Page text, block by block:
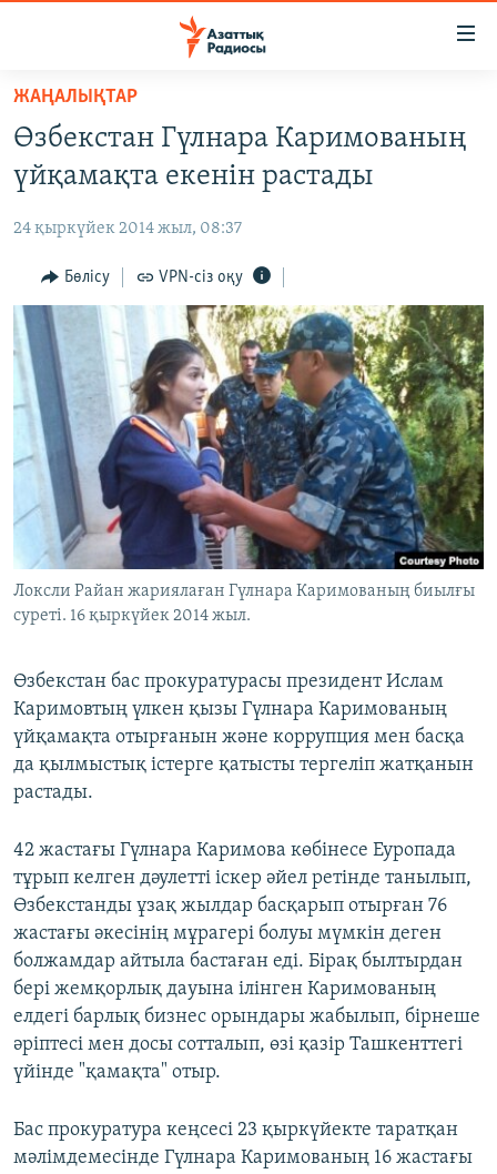
Skip
main
content
Skip
to
Navigation
Skip
to
Search
ЖАҢАЛЫҚТАР
AZATTYQTV
ҚАҢТАР ОҚИҒАСЫ
АДАМ ҚҰҚЫҚТАРЫ
ӘЛЕУМЕТ
ӘЛЕМ
АРНАЙЫ ЖОБАЛАР
Русский
ЖАЗЫЛЫҢЫЗ
Басқа тілдерде
ЖАҢАЛЫҚТАР
Өзбекстан Гүлнара Каримованың
үйқамақта екенін растады
24 қыркүйек 2014 жыл, 08:37
Бөлісу VPN-сіз оқу
Локсли Райан жариялаған Гүлнара Каримованың биылғы
суреті. 16 қыркүйек 2014 жыл.
Өзбекстан бас прокуратурасы президент Ислам
Каримовтың үлкен қызы Гүлнара Каримованың
үйқамақта отырғанын және коррупция мен басқа
да қылмыстық істерге қатысты тергеліп жатқанын
растады.
42 жастағы Гүлнара Каримова көбінесе Еуропада
тұрып келген дәулетті іскер әйел ретінде танылып,
Өзбекстанды ұзақ жылдар басқарып отырған 76
жастағы әкесінің мұрагері болуы мүмкін деген
болжамдар айтыла бастаған еді. Бірақ былтырдан
бері жемқорлық дауына ілінген Каримованың
елдегі барлық бизнес орындары жабылып, бірнеше
әріптесі мен досы сотталып, өзі қазір Ташкенттегі
үйінде "қамақта" отыр.
Бас прокуратура кеңсесі 23 қыркүйекте таратқан
мәлімдемесінде Гүлнара Каримованың 16 жастағы